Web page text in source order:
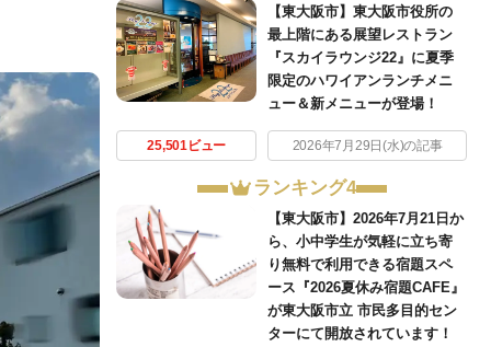
【東大阪市】東大阪市役所の
最上階にある展望レストラン
『スカイラウンジ22』に夏季
限定のハワイアンランチメニ
ュー＆新メニューが登場！
25,501ビュー 2026年7月29日(水)の記事
ランキング4
【東大阪市】2026年7月21日か
ら、小中学生が気軽に立ち寄
り無料で利用できる宿題スペ
ース『2026夏休み宿題CAFE』
が東大阪市立 市民多目的セン
ターにて開放されています！